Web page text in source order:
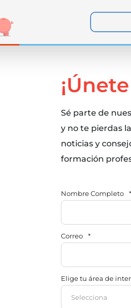
Sé parte de
y no te pierdas
noticias y
formación
Nombre Completo *
Correo *
Elige tu área de